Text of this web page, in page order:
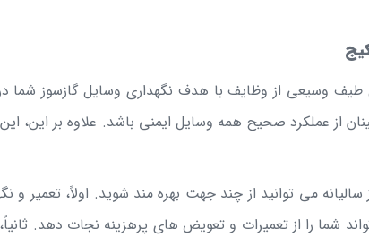
طیف وسیعی از وظایف با هدف نگهداری وسایل گازسوز
از عملکرد صحیح همه وسایل ایمنی باشد. علاوه بر
سالیانه می توانید از چند جهت بهره مند شوید. اولاً،
شما را از تعمیرات و تعویض های پرهزینه نجات دهد.